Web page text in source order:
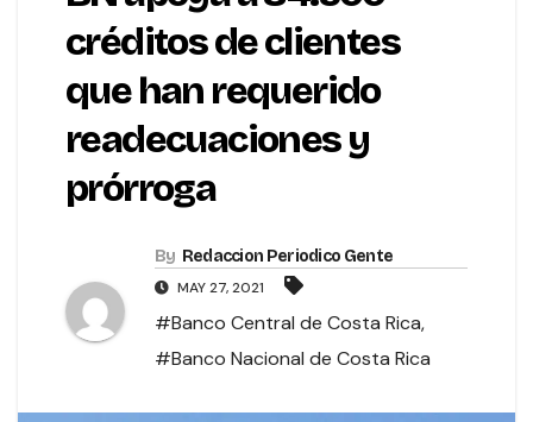
créditos de clientes
que han requerido
readecuaciones y
prórroga
By Redaccion Periodico Gente
MAY 27, 2021
#Banco Central de Costa Rica,
#Banco Nacional de Costa Rica